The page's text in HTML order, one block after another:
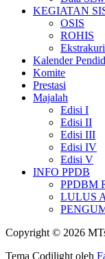
KEGIATAN
OSIS
ROHIS
Kalender
Komite
Prestasi
Majalah
Edisi I
Edisi II
Edisi III
Edisi IV
Edisi V
INFO PPDB
PPDBM
LULUS
Copyright © 2026
Tema Codilight oleh